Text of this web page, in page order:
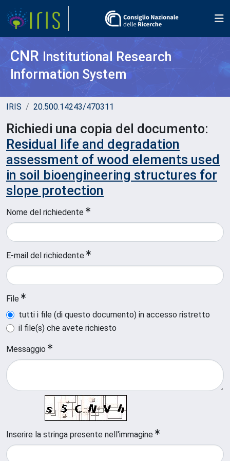
CNR Institutional Research
Information System
IRIS 20.500.14243/470311
Richiedi una copia del documento:
Residual life and degradation
assessment of wood elements used
in soil bioengineering structures for
slope protection
Nome del richiedente
E-mail del richiedente
File
tutti i file (di questo documento) in accesso ristretto
il file(s) che avete richiesto
Messaggio
Inserire la stringa presente nell'immagine